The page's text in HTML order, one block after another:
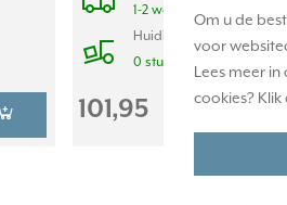
Om u de
voor
Lees meer in
cookies? Klik
1-2 weken
Huidige voorraad:
0 stuk(s)
101,95